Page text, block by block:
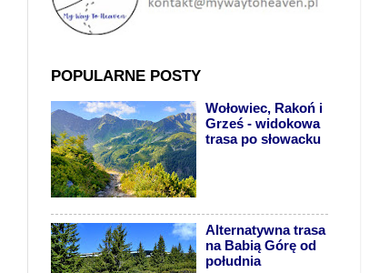
POPULARNE POSTY
Wołowiec, Rakoń i
Grześ - widokowa
trasa po słowacku
Alternatywna trasa
na Babią Górę od
południa